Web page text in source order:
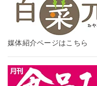
媒体紹介ページはこちら